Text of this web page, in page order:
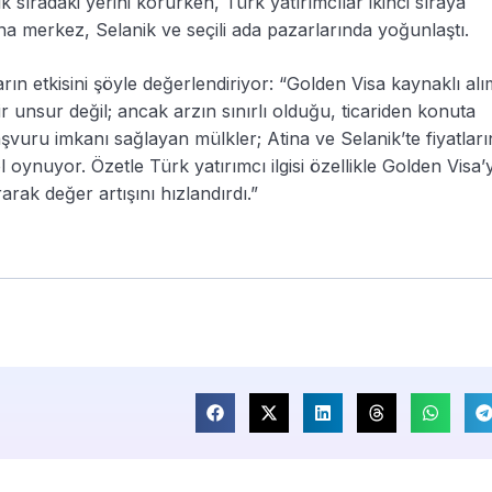
merkez, Selanik ve seçili ada pazarlarında yoğunlaştı.
etkisini şöyle değerlendiriyor: “Golden Visa kaynaklı
değil; ancak arzın sınırlı olduğu, ticariden konuta
imkanı sağlayan mülkler; Atina ve Selanik’te
Özetle Türk yatırımcı ilgisi özellikle Golden
değer artışını hızlandırdı.”